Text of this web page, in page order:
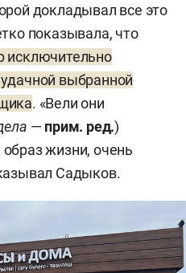
докладывал все это
показывала, что
исключительно
выбранной
. «Вели они
— прим. ред.)
жизни, очень
Садыков.